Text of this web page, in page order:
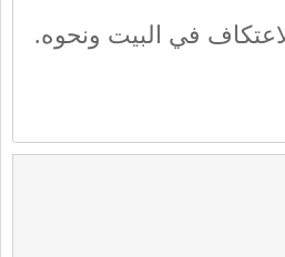
في البيت ونحوه.